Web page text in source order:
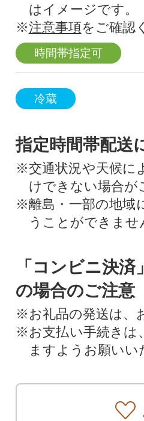
はイメージです。
※注意事項をご確認
時間帯指定可
冷蔵
指定時間帯配送
※交通状況や天候に
けできない場合が
※離島・一部の地域
うことができませ
「コンビニ決
の場合のご注意
※お礼品の発送は、
※お支払い手続きは
ますようお願いい